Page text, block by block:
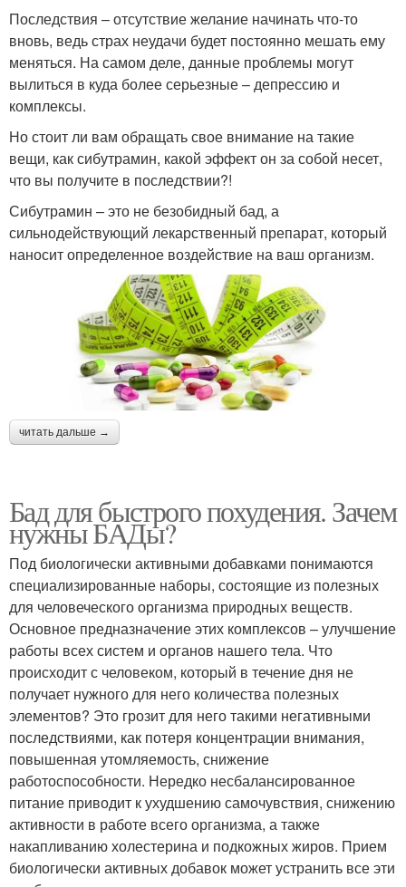
Последствия – отсутствие желание начинать что-то
вновь, ведь страх неудачи будет постоянно мешать ему
меняться. На самом деле, данные проблемы могут
вылиться в куда более серьезные – депрессию и
комплексы.
Но стоит ли вам обращать свое внимание на такие
вещи, как сибутрамин, какой эффект он за собой несет,
что вы получите в последствии?!
Сибутрамин – это не безобидный бад, а
сильнодействующий лекарственный препарат, который
наносит определенное воздействие на ваш организм.
читать дальше →
Бад для быстрого похудения. Зачем
нужны БАДы?
Под биологически активными добавками понимаются
специализированные наборы, состоящие из полезных
для человеческого организма природных веществ.
Основное предназначение этих комплексов – улучшение
работы всех систем и органов нашего тела. Что
происходит с человеком, который в течение дня не
получает нужного для него количества полезных
элементов? Это грозит для него такими негативными
последствиями, как потеря концентрации внимания,
повышенная утомляемость, снижение
работоспособности. Нередко несбалансированное
питание приводит к ухудшению самочувствия, снижению
активности в работе всего организма, а также
накапливанию холестерина и подкожных жиров. Прием
биологически активных добавок может устранить все эти